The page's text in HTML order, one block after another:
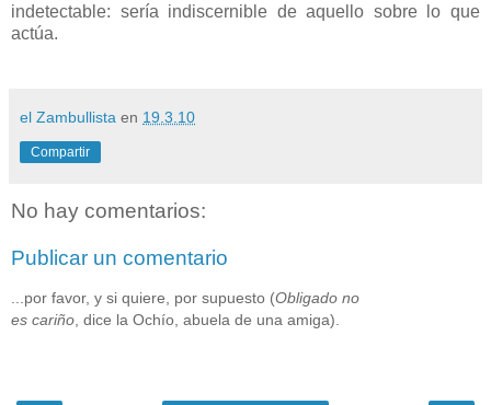
indetectable: sería indiscernible de aquello sobre lo que
actúa.
el Zambullista en 19.3.10
Compartir
No hay comentarios:
Publicar un comentario
...por favor, y si quiere, por supuesto (Obligado no
es cariño , dice la Ochío, abuela de una amiga).